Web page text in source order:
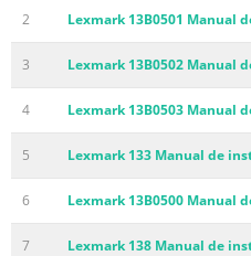
2 Lexmark 13B0501 Manual
3 Lexmark 13B0502 Manual
4 Lexmark 13B0503 Manual
5 Lexmark 133 Manual de
6 Lexmark 13B0500 Manual
7 Lexmark 138 Manual de